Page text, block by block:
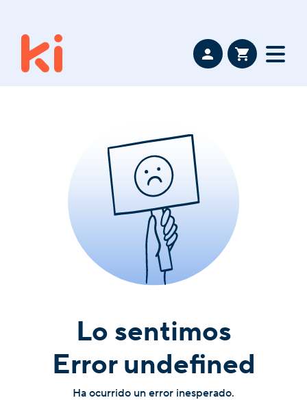
Lo sentimos
Error undefined
Ha ocurrido un error inesperado.